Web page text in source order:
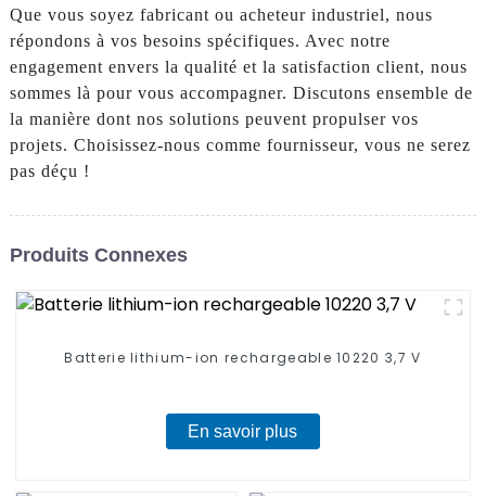
Que vous soyez fabricant ou acheteur industriel, nous
répondons à vos besoins spécifiques. Avec notre
engagement envers la qualité et la satisfaction client, nous
sommes là pour vous accompagner. Discutons ensemble de
la manière dont nos solutions peuvent propulser vos
projets. Choisissez-nous comme fournisseur, vous ne serez
pas déçu !
Produits Connexes
Batterie lithium-ion rechargeable 10220 3,7 V
En savoir plus